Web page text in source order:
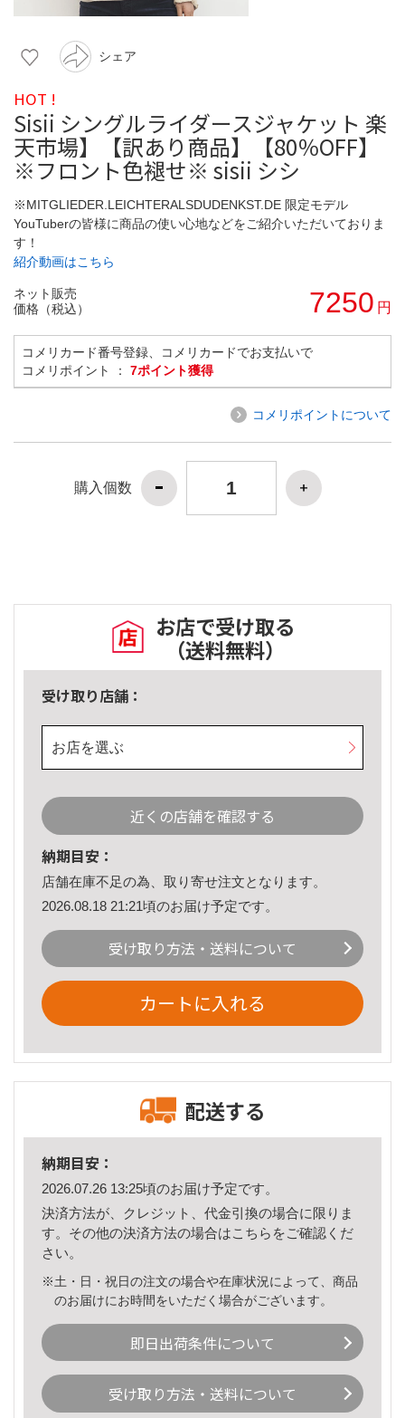
シェア
HOT !
Sisii シングルライダースジャケット 楽
天市場】【訳あり商品】【80％OFF】
※フロント色褪せ※ sisii シシ
※MITGLIEDER.LEICHTERALSDUDENKST.DE 限定モデル
YouTuberの皆様に商品の使い心地などをご紹介いただいておりま
す！
紹介動画はこちら
ネット販売
価格（税込）
7250 円
コメリカード番号登録、コメリカードでお支払いで
コメリポイント ： 7ポイント獲得
コメリポイントについて
購入個数
お店で受け取る
（送料無料）
受け取り店舗：
お店を選ぶ
近くの店舗を確認する
納期目安：
店舗在庫不足の為、取り寄せ注文となります。
2026.08.18 21:21頃のお届け予定です。
受け取り方法・送料について
カートに入れる
配送する
納期目安：
2026.07.26 13:25頃のお届け予定です。
決済方法が、クレジット、代金引換の場合に限りま
す。その他の決済方法の場合はこちら をご確認くだ
さい。
※土・日・祝日の注文の場合や在庫状況によって、商品
のお届けにお時間をいただく場合がございます。
即日出荷条件について
受け取り方法・送料について